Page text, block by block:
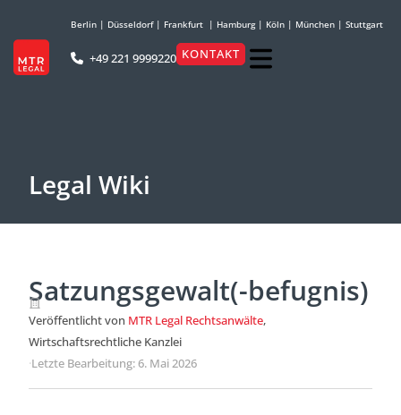
Berlin | Düsseldorf| Frankfurt | Hamburg| Köln | München | Stuttgart
+49 221 9999220 KONTAKT
Legal Wiki
Satzungsgewalt(-befugnis)
Veröffentlicht von MTR Legal Rechtsanwälte,
Wirtschaftsrechtliche Kanzlei
·Letzte Bearbeitung: 6. Mai 2026